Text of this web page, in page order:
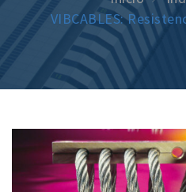
VIBCABLES: